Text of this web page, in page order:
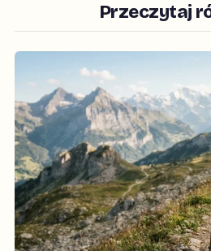
Przeczytaj